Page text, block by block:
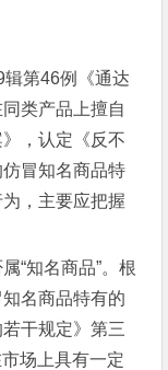
第46例《通达
类产品上擅自
，认定《反不
冒知名商品特
，主要应把握
“知名商品”。根
名商品特有的
干规定》第三
场上具有一定